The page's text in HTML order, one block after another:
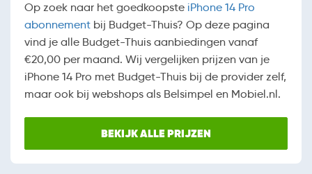
Op zoek naar het goedkoopste iPhone 14 Pro
abonnement bij Budget-Thuis? Op deze pagina
vind je alle Budget-Thuis aanbiedingen vanaf
€20,00 per maand. Wij vergelijken prijzen van je
iPhone 14 Pro met Budget-Thuis bij de provider zelf,
maar ook bij webshops als Belsimpel en Mobiel.nl.
BEKIJK ALLE PRIJZEN